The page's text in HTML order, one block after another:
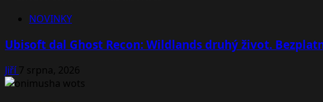
NOVINKY
Ubisoft dal Ghost Recon: Wildlands druhý život.
Jiří7 srpna, 2026